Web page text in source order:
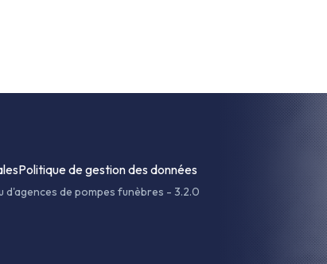
Politique de gestion des données
d'agences de pompes funèbres - 3.2.0